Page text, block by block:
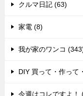
クルマ日記 (63)
家電 (8)
我が家のワンコ
DIY 買って・作って
今週はコレですよ！